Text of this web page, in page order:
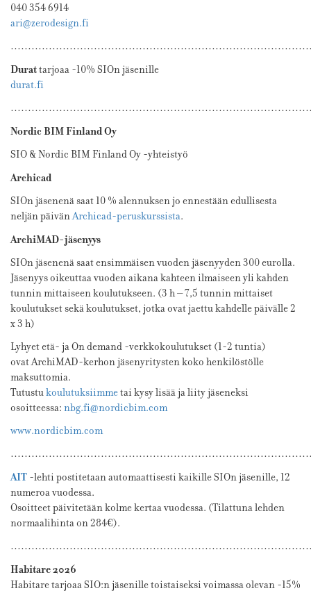
040 354 6914
ari@zerodesign.fi
Durattarjoaa -10% SIOn jäsenille
durat.fi
Nordic BIM Finland Oy
SIO & Nordic BIM Finland Oy -yhteistyö
Archicad
SIOn jäsenenä saat 10 % alennuksen jo ennestään edullisesta
neljän päivänArchicad-peruskurssista.
ArchiMAD-jäsenyys
SIOn jäsenenä saat ensimmäisen vuoden jäsenyyden 300 eurolla.
Jäsenyys oikeuttaa vuoden aikana kahteen ilmaiseen yli kahden
tunnin mittaiseen koulutukseen. (3 h – 7,5 tunnin mittaiset
koulutukset sekä koulutukset, jotka ovat jaettu kahdelle päivälle 2
x 3 h)
Lyhyet etä- ja On demand -verkkokoulutukset (1-2 tuntia)
ovat ArchiMAD-kerhon jäsenyritysten koko henkilöstölle
maksuttomia.
Tutustukoulutuksiimmetai kysy lisää ja liity jäseneksi
osoitteessa: nbg.fi@nordicbim.com
www.nordicbim.com
AIT -lehti postitetaan automaattisesti kaikille SIOn jäsenille, 12
numeroa vuodessa.
Osoitteet päivitetään kolme kertaa vuodessa. (Tilattuna lehden
normaalihinta on 284€).
Habitare2026
Habitare tarjoaa SIO:n jäsenille toistaiseksi voimassa olevan -15%